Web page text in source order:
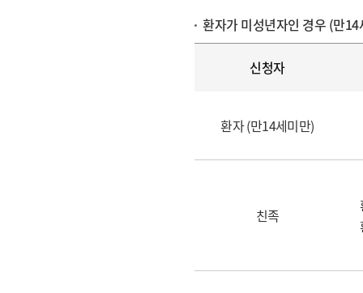
환자가 미성년자인 경우 (만
신청자
환자 (만14세미만)
친족